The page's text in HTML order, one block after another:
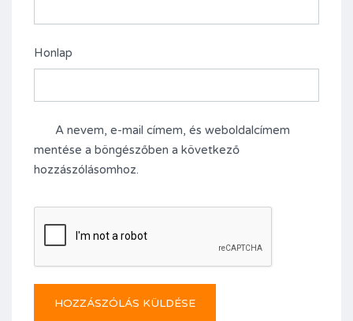
Honlap
A nevem, e-mail címem, és weboldalcímem
mentése a böngészőben a következő
hozzászólásomhoz.